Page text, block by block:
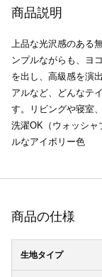
商品説明
上品な光沢感のある
ンプルながらも、ヨ
を出し、高級感を演
アルなど、どんなテ
す。リビングや寝室
洗濯OK（ウォッシャ
ルなアイボリー色
商品の仕様
生地タイプ